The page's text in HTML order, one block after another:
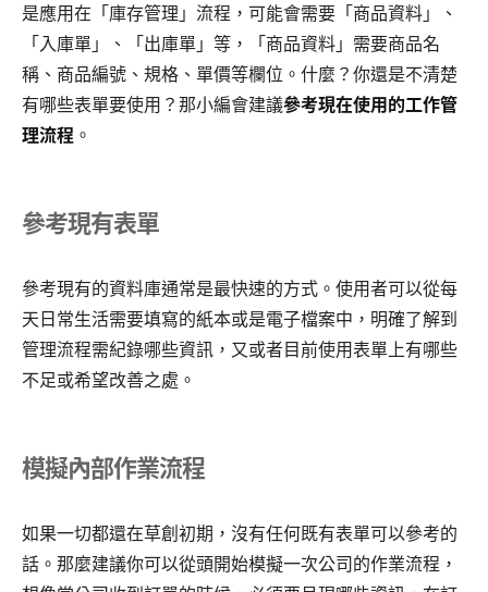
是應用在「庫存管理」流程，可能會需要「商品資料」、
「入庫單」、「出庫單」等，「商品資料」需要商品名
稱、商品編號、規格、單價等欄位。什麼？你還是不清楚
有哪些表單要使用？那小編會建議參考現在使用的工作管
理流程 。
參考現有表單
參考現有的資料庫通常是最快速的方式。使用者可以從每
天日常生活需要填寫的紙本或是電子檔案中，明確了解到
管理流程需紀錄哪些資訊，又或者目前使用表單上有哪些
不足或希望改善之處。
模擬內部作業流程
如果一切都還在草創初期，沒有任何既有表單可以參考的
話。那麼建議你可以從頭開始模擬一次公司的作業流程，